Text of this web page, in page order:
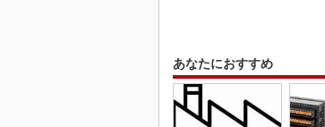
あなたにおすすめ